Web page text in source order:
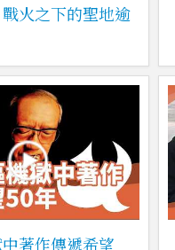
火之下的聖地逾
著作傳遞希望